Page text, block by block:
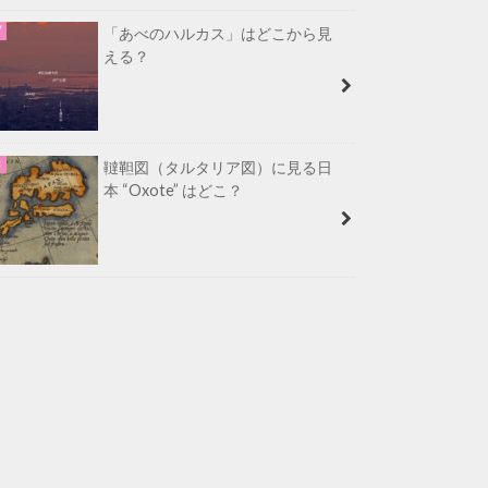
「あべのハルカス」はどこから見
える？
韃靼図（タルタリア図）に見る日
本 “Oxote” はどこ？